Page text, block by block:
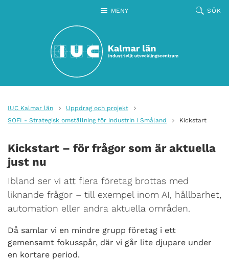
MENY SÖK
IUC Kalmar län
Uppdrag och projekt
SOFI - Strategisk omställning för industrin i Småland
Kickstart
Kickstart – för frågor som är aktuella
just nu
Ibland ser vi att flera företag brottas med
liknande frågor – till exempel inom AI, hållbarhet,
automation eller andra aktuella områden.
Då samlar vi en mindre grupp företag i ett
gemensamt fokusspår, där vi går lite djupare under
en kortare period.